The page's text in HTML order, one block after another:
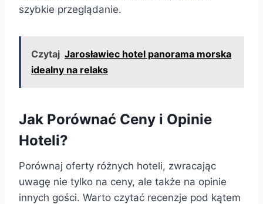
szybkie przeglądanie.
Czytaj Jarosławiec hotel panorama morska
idealny na relaks
Jak Porównać Ceny i Opinie
Hoteli?
Porównaj oferty różnych hoteli, zwracając
uwagę nie tylko na ceny, ale także na opinie
innych gości. Warto czytać recenzje pod kątem